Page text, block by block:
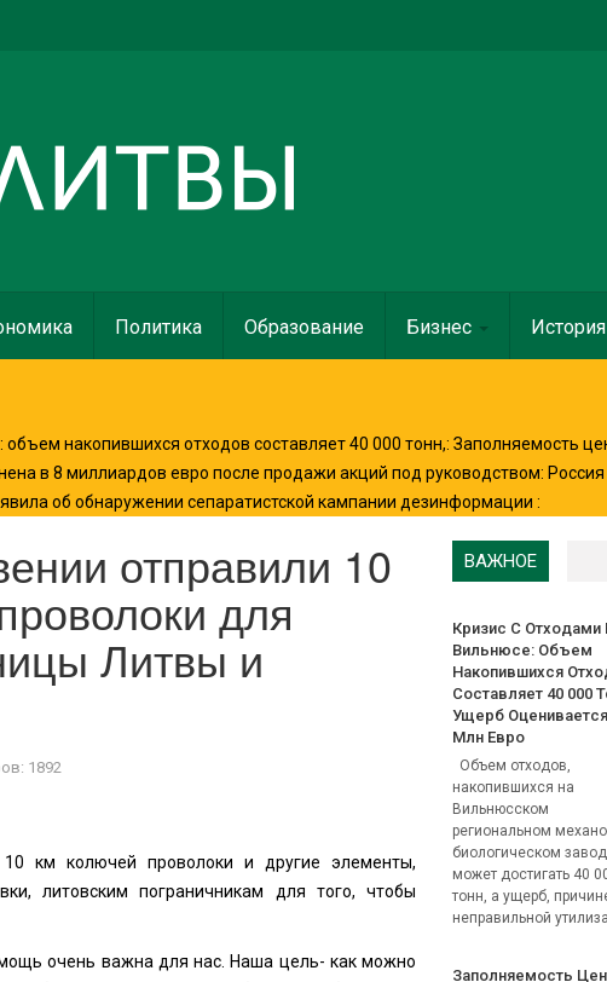
Политика Образование Бизнес История
накопившихся отходов составляет 40 000 тонн,: Заполняемость
в 8 миллиардов евро после продажи акций под руководством:
об обнаружении сепаратистской кампании дезинформации :
отправили 10
для
Литвы и
1892
10 км колючей проволоки и другие элементы,
литовским пограничникам для того, чтобы
очень важна для нас. Наша цель- как можно
ВАЖНОЕ
Кризис С Отходами
Вильнюсе: Объем
Накопившихся
Составляет 40 000
Ущерб
Млн Евро
Объем отходов,
накопившихся на
Вильнюсском
региональном
биологическом
может достигать 40
тонн, а ущерб,
неправильной
Заполняемость